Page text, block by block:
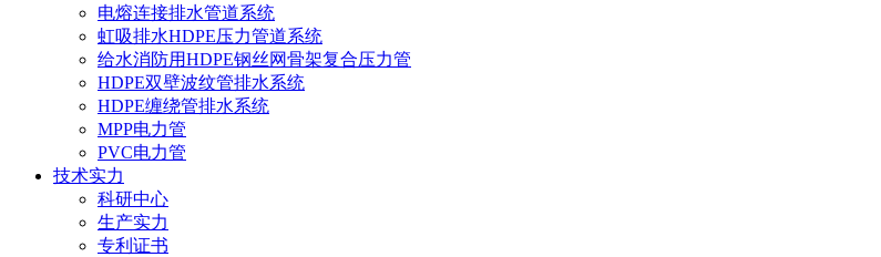
电熔连接排水管道系统
虹吸排水HDPE压力管道系统
给水消防用HDPE钢丝网骨架复合压力管
HDPE双壁波纹管排水系统
HDPE缠绕管排水系统
MPP电力管
PVC电力管
技术实力
科研中心
生产实力
专利证书